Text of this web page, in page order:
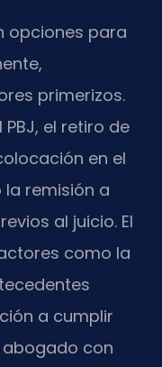
opciones para
primerizos.
el retiro de
en el
remisión a
al juicio. El
como la
a cumplir
abogado con